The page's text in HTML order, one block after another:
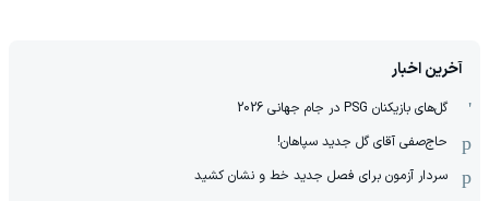
آخرین اخبار
گل‌های بازیکنان PSG در جام جهانی 2026
حاج‌صفی آقای گل جدید سپاهان!
سردار آزمون برای فصل جدید خط و نشان کشید